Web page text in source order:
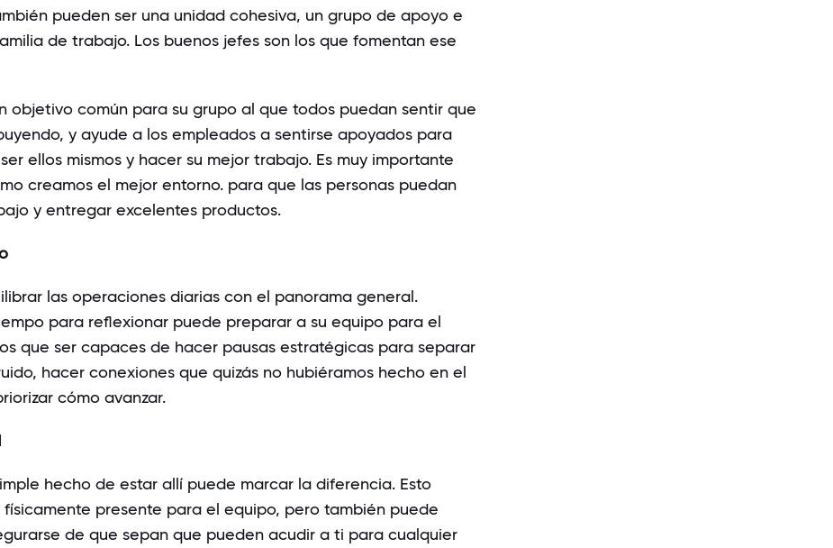
pueden ser una unidad cohesiva, un grupo de apoyo e
de trabajo. Los buenos jefes son los que fomentan ese
objetivo común para su grupo al que todos puedan sentir que
y ayude a los empleados a sentirse apoyados para
ellos mismos y hacer su mejor trabajo. Es muy importante
creamos el mejor entorno. para que las personas puedan
y entregar excelentes productos.
las operaciones diarias con el panorama general.
para reflexionar puede preparar a su equipo para el
que ser capaces de hacer pausas estratégicas para separar
hacer conexiones que quizás no hubiéramos hecho en el
cómo avanzar.
hecho de estar allí puede marcar la diferencia. Esto
físicamente presente para el equipo, pero también puede
de que sepan que pueden acudir a ti para cualquier